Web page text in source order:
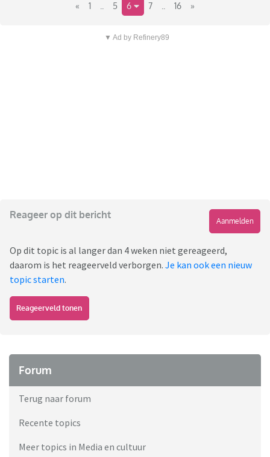
« 1 5 6 7 16 »
▼ Ad by Refinery89
Reageer op dit bericht
Aanmelden
Op dit topic is al langer dan 4 weken niet gereageerd,
daarom is het reageerveld verborgen. Je kan ook een nieuw
topic starten.
Reageerveld tonen
Forum
Terug naar forum
Recente topics
Meer topics in Media en cultuur